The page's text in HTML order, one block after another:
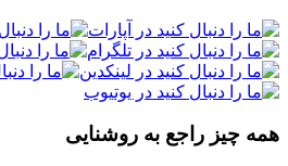
همه چیز راجع به روشنایی